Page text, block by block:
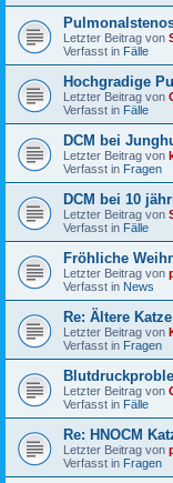
Letzter Beitrag von
Verfasst in Fälle
Hochgradige
Letzter Beitrag von
Verfasst in Fälle
DCM bei
Letzter Beitrag von
Verfasst in Fragen
DCM bei 10
Letzter Beitrag von
Verfasst in Fälle
Fröhliche
Letzter Beitrag von
Verfasst in News
Re: Ältere
Letzter Beitrag von
Verfasst in Fragen
Letzter Beitrag von
Verfasst in Fälle
Re: HNOCM
Letzter Beitrag von
Verfasst in Fragen